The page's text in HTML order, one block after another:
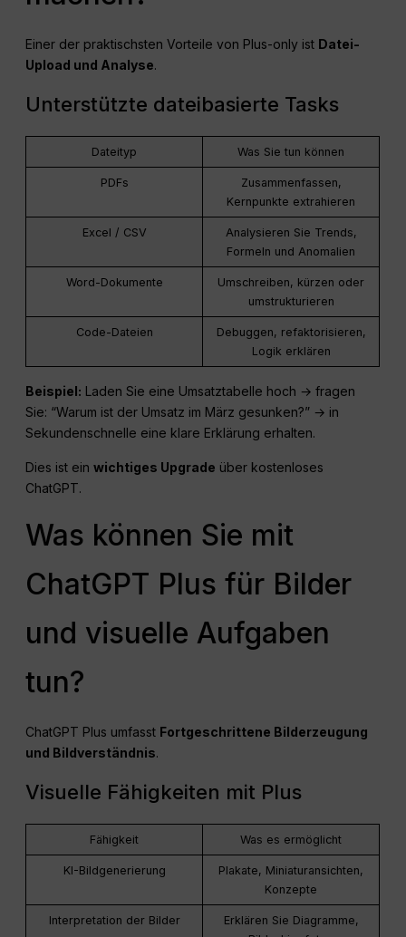
Einer der praktischsten Vorteile von Plus-only ist Datei-
Upload und Analyse.
Unterstützte dateibasierte Tasks
Dateityp Was Sie tun können
PDFs
Zusammenfassen,
Kernpunkte extrahieren
Excel / CSV
Analysieren Sie Trends,
Formeln und Anomalien
Word-Dokumente
Umschreiben, kürzen oder
umstrukturieren
Code-Dateien
Debuggen, refaktorisieren,
Logik erklären
Beispiel: Laden Sie eine Umsatztabelle hoch → fragen
Sie: “Warum ist der Umsatz im März gesunken?” → in
Sekundenschnelle eine klare Erklärung erhalten.
Dies ist einwichtiges Upgrade über kostenloses
ChatGPT.
Was können Sie mit
ChatGPT Plus für Bilder
und visuelle Aufgaben
tun?
ChatGPT Plus umfasst Fortgeschrittene Bilderzeugung
und Bildverständnis.
Visuelle Fähigkeiten mit Plus
Fähigkeit Was es ermöglicht
KI-Bildgenerierung
Plakate, Miniaturansichten,
Konzepte
Interpretation der Bilder
Erklären Sie Diagramme,